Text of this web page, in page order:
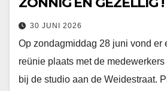
30 JUNI 2026
Op zondagmiddag 28 juni vond er
reünie plaats met de
bij de studio aan de Weidestraat.